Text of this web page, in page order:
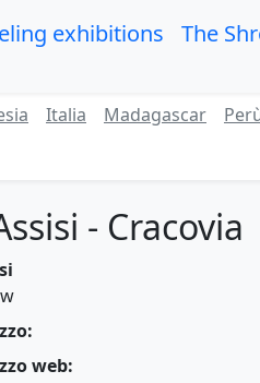
exhibitions The
Italia Madagascar
- Cracovia
web: